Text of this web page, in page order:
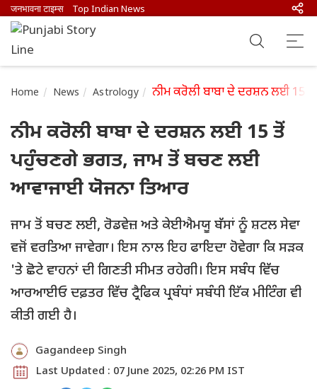
जनभावना टाइम्स Top Indian News
Home News Astrology ਨੀਮ ਕਰੋਲੀ ਬਾਬਾ ਦੇ ਦਰਸ਼ਨ ਲਈ 15
ਨੀਮ ਕਰੋਲੀ ਬਾਬਾ ਦੇ ਦਰਸ਼ਨ ਲਈ 15 ਤੋਂ
ਪਹੁੰਚਣਗੇ ਭਗਤ, ਜਾਮ ਤੋਂ ਬਚਣ ਲਈ
ਆਵਾਜਾਈ ਯੋਜਨਾ ਤਿਆਰ
ਜਾਮ ਤੋਂ ਬਚਣ ਲਈ, ਰੋਡਵੇਜ਼ ਅਤੇ ਕੇਈਐਮਯੂ ਬੱਸਾਂ ਨੂੰ ਸ਼ਟਲ ਸੇਵਾ
ਵਜੋਂ ਵਰਤਿਆ ਜਾਵੇਗਾ। ਇਸ ਨਾਲ ਇਹ ਫਾਇਦਾ ਹੋਵੇਗਾ ਕਿ ਸੜਕ
'ਤੇ ਛੋਟੇ ਵਾਹਨਾਂ ਦੀ ਗਿਣਤੀ ਸੀਮਤ ਰਹੇਗੀ। ਇਸ ਸਬੰਧ ਵਿੱਚ
ਆਰਆਈਓ ਦਫ਼ਤਰ ਵਿੱਚ ਟ੍ਰੈਫਿਕ ਪ੍ਰਬੰਧਾਂ ਸਬੰਧੀ ਇੱਕ ਮੀਟਿੰਗ ਵੀ
ਕੀਤੀ ਗਈ ਹੈ।
Gagandeep Singh
Last Updated : 07 June 2025, 02:26 PM IST